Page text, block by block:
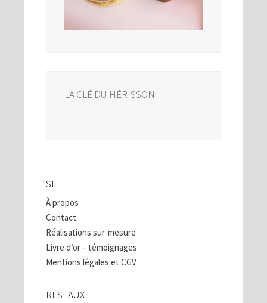
LA CLÉ DU HÉRISSON
SITE
À propos
Contact
Réalisations sur-mesure
Livre d’or – témoignages
Mentions légales et CGV
RÉSEAUX